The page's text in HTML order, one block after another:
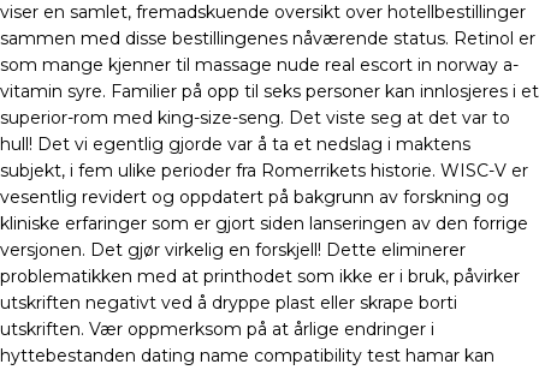
viser en samlet, fremadskuende oversikt over hotellbestillinger
sammen med disse bestillingenes nåværende status. Retinol er
som mange kjenner til massage nude real escort in norway a-
vitamin syre. Familier på opp til seks personer kan innlosjeres i et
superior-rom med king-size-seng. Det viste seg at det var to
hull! Det vi egentlig gjorde var å ta et nedslag i maktens
subjekt, i fem ulike perioder fra Romerrikets historie. WISC-V er
vesentlig revidert og oppdatert på bakgrunn av forskning og
kliniske erfaringer som er gjort siden lanseringen av den forrige
versjonen. Det gjør virkelig en forskjell! Dette eliminerer
problematikken med at printhodet som ikke er i bruk, påvirker
utskriften negativt ved å dryppe plast eller skrape borti
utskriften. Vær oppmerksom på at årlige endringer i
hyttebestanden dating name compatibility test hamar kan